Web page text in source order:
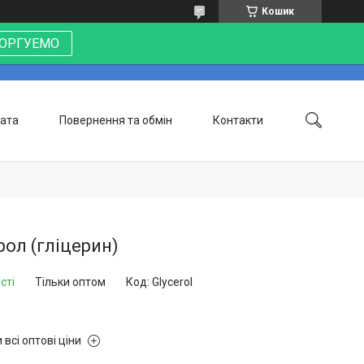
Кошик
Повернення та обмін Контакти
(гліцерин)
Тільки оптом Код: Glycerol
оптові ціни